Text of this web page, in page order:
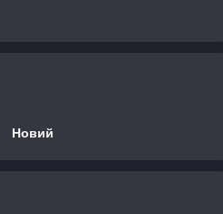
Новий